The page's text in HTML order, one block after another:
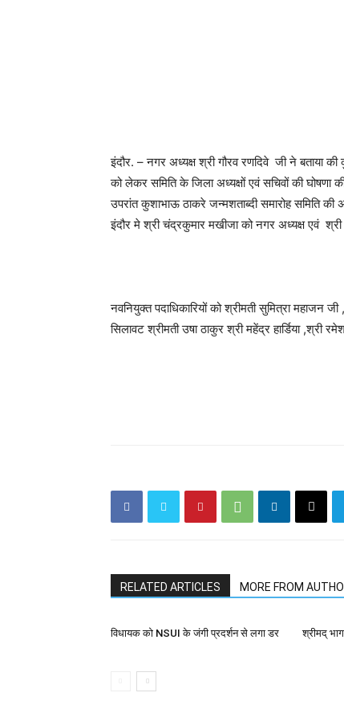
इंदौर. – नगर अध्यक्ष श्री गौरव रणदिवे जी ने बताया
को लेकर समिति के जिला अध्यक्षों एवं सचिवों की घोषणा
उपरांत कुशाभाऊ ठाकरे जन्मशताब्दी समारोह समिति
इंदौर मे श्री चंद्रकुमार मखीजा को नगर अध्यक्ष एवं
नवनियुक्त पदाधिकारियों को श्रीमती सुमित्रा महाजन
सिलावट श्रीमती उषा ठाकुर श्री महेंद्र हार्डिया ,श्री
RELATED ARTICLES MORE FROM
विधायक को NSUI के जंगी प्रदर्शन से लगा डर श्रीमद्